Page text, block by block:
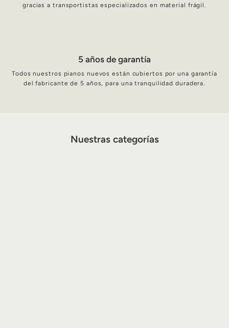
gracias a transportistas especializados en material frágil.
5 años de garantía
Todos nuestros pianos nuevos están cubiertos por una garantía
del fabricante de 5 años, para una tranquilidad duradera.
Nuestras categorías